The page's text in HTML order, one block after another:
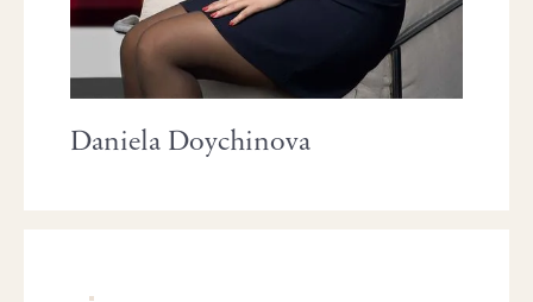
Daniela Doychinova